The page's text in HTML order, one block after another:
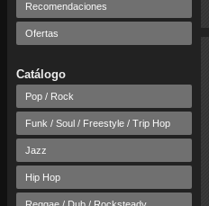
Recomendaciones
Ofertas
Catálogo
Pop / Rock
Funk / Soul / Freestyle / Trip Hop
Jazz
Hip Hop